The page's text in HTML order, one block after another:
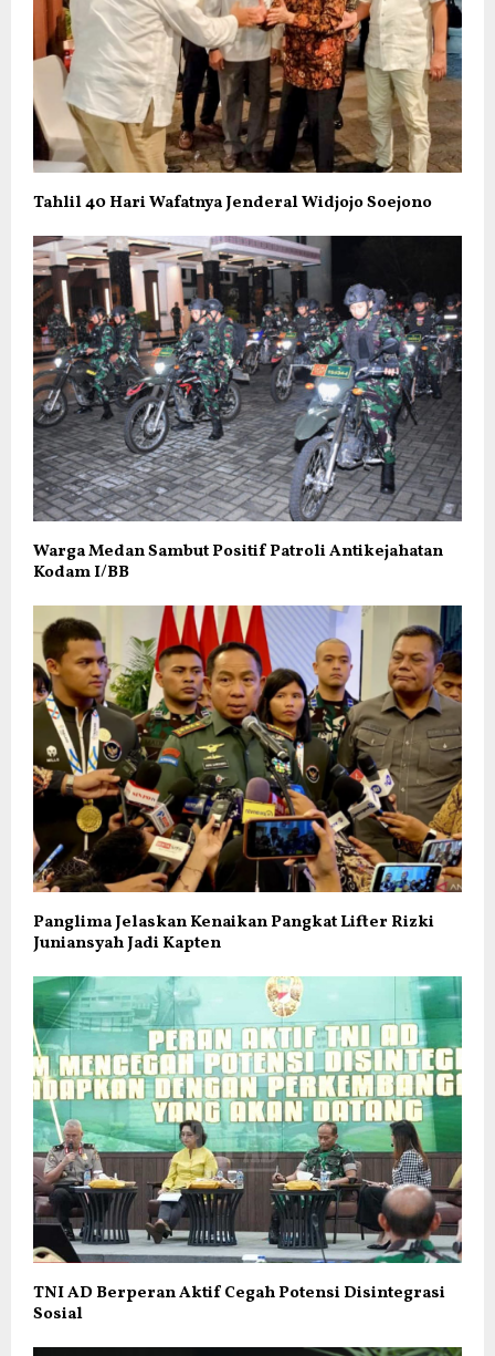
Tahlil 40 Hari Wafatnya Jenderal Widjojo Soejono
Warga Medan Sambut Positif Patroli Antikejahatan
Kodam I/BB
Panglima Jelaskan Kenaikan Pangkat Lifter Rizki
Juniansyah Jadi Kapten
TNI AD Berperan Aktif Cegah Potensi Disintegrasi
Sosial